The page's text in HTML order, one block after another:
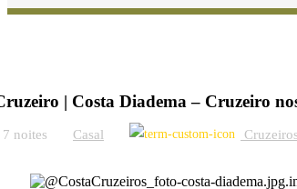
| Costa Diadema – Cruzeiro
7 noites Casal Cruzeiros